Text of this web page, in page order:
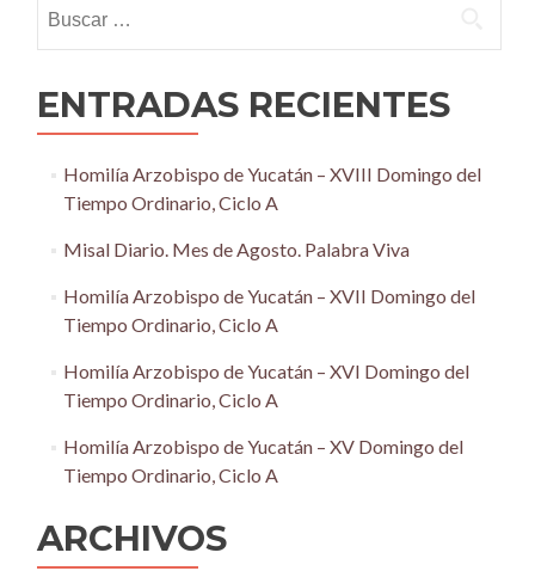
ENTRADAS RECIENTES
Homilía Arzobispo de Yucatán – XVIII Domingo del
Tiempo Ordinario, Ciclo A
Misal Diario. Mes de Agosto. Palabra Viva
Homilía Arzobispo de Yucatán – XVII Domingo del
Tiempo Ordinario, Ciclo A
Homilía Arzobispo de Yucatán – XVI Domingo del
Tiempo Ordinario, Ciclo A
Homilía Arzobispo de Yucatán – XV Domingo del
Tiempo Ordinario, Ciclo A
ARCHIVOS